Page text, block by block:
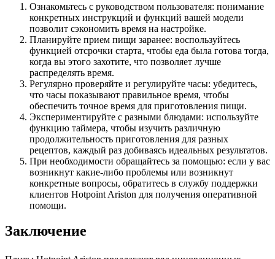
Ознакомьтесь с руководством пользователя: понимание
конкретных инструкций и функций вашей модели
позволит сэкономить время на настройке.
Планируйте прием пищи заранее: воспользуйтесь
функцией отсрочки старта, чтобы еда была готова тогда,
когда вы этого захотите, что позволяет лучше
распределять время.
Регулярно проверяйте и регулируйте часы: убедитесь,
что часы показывают правильное время, чтобы
обеспечить точное время для приготовления пищи.
Экспериментируйте с разными блюдами: используйте
функцию таймера, чтобы изучить различную
продолжительность приготовления для разных
рецептов, каждый раз добиваясь идеальных результатов.
При необходимости обращайтесь за помощью: если у вас
возникнут какие-либо проблемы или возникнут
конкретные вопросы, обратитесь в службу поддержки
клиентов Hotpoint Ariston для получения оперативной
помощи.
Заключение